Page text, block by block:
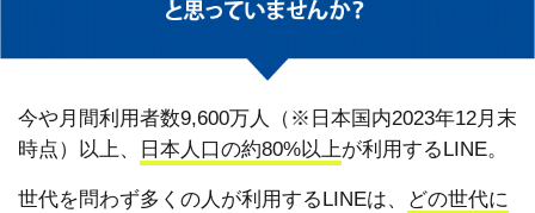
今や月間利用者数9,600万人（※日本国内2023年12月末
時点）以上、
日本人口の約80%以上が利用するLINE。
世代を問わず多くの人が利用するLINEは、
どの世代に